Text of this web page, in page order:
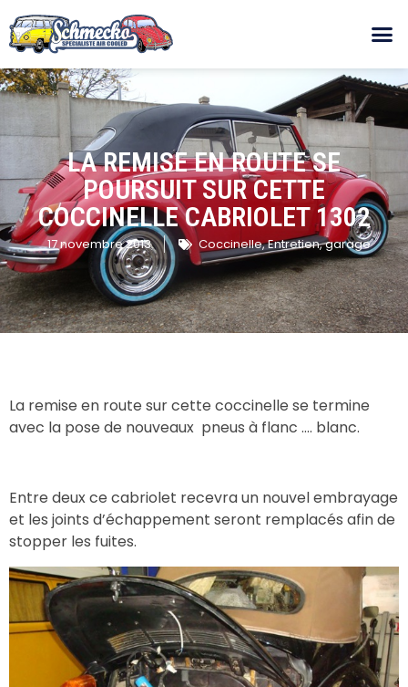
LA REMISE EN ROUTE SE
POURSUIT SUR CETTE
COCCINELLE CABRIOLET 1302
17 novembre 2013 Coccinelle,Entretien,garage
La remise en route sur cette coccinelle se termine
avec la pose de nouveaux pneus à flanc …. blanc.
Entre deux ce cabriolet recevra un nouvel embrayage
et les joints d’échappement seront remplacés afin de
stopper les fuites.